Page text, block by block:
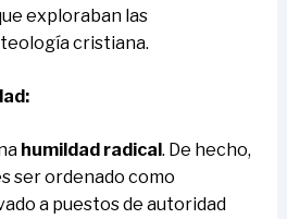
exploraban las
cristiana.
humildad radical. De hecho,
ser ordenado como
a puestos de autoridad